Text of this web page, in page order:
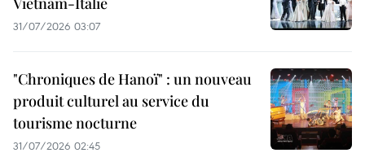
31/07/2026 03:07
"Chroniques de Hanoï" : un nouveau
produit culturel au service du
tourisme nocturne
31/07/2026 02:45